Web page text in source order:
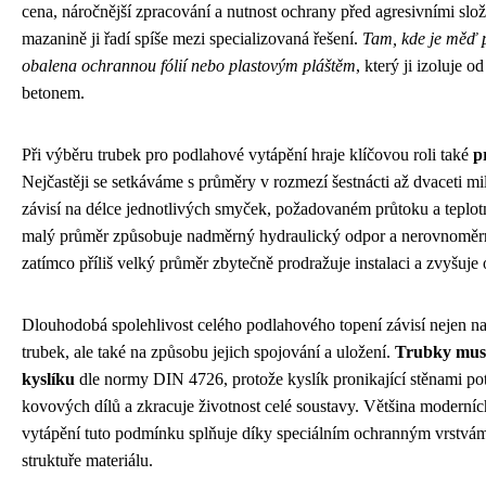
cena, náročnější zpracování a nutnost ochrany před agresivními
mazanině ji řadí spíše mezi specializovaná řešení. Tam, kde je měď
obalena ochrannou fólií nebo plastovým pláštěm, který ji izoluje
betonem.
Při výběru trubek pro podlahové vytápění hraje klíčovou roli také
Nejčastěji se setkáváme s průměry v rozmezí šestnácti až dvaceti
závisí na délce jednotlivých smyček, požadovaném průtoku a
malý průměr způsobuje nadměrný hydraulický odpor a
zatímco příliš velký průměr zbytečně prodražuje instalaci a zvyšuje
Dlouhodobá spolehlivost celého podlahového topení závisí nejen
trubek, ale také na způsobu jejich spojování a uložení. Trubky
kyslíku dle normy DIN 4726, protože kyslík pronikající stěnami
kovových dílů a zkracuje životnost celé soustavy. Většina
vytápění tuto podmínku splňuje díky speciálním ochranným
struktuře materiálu.